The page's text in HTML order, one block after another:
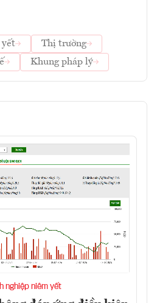
yết
Thị trường
Khung pháp lý
nghiệp niêm yết